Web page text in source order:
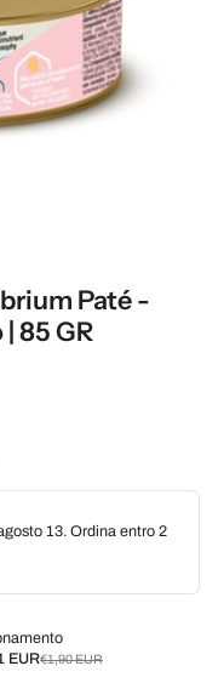
Paté -
85 GR
13. Ordina entro 2
EUR€1,90 EUR